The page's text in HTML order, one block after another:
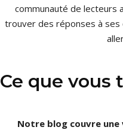
communauté de lecteurs
trouver des réponses à
Ce que vous
Notre blog couvre